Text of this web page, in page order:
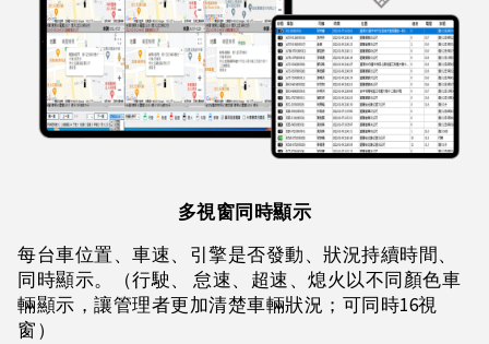
多視窗同時顯示
每台車位置、車速、引擎是否發動、狀況持續時間、
同時顯示。（行駛、 怠速、超速、熄火以不同顏色車
輛顯示，讓管理者更加清楚車輛狀況；可同時16視
窗）